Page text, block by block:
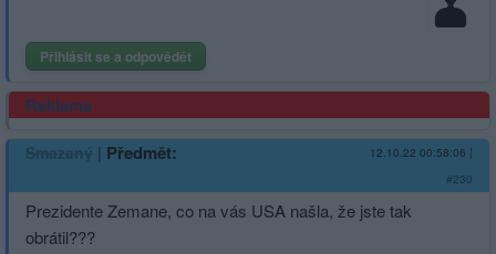
Přihlásit se a odpovědět
Reklama
Smazaný | Předmět: 12.10.22 00:58:06 |
#230
Prezidente Zemane, co na vás USA našla, že jste tak
obrátil???